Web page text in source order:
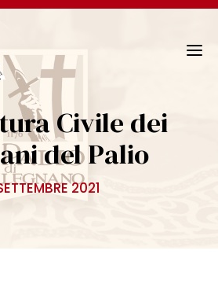
N
Civile dei
del Palio
2021